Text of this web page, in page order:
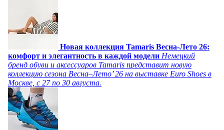
Новая коллекция Tamaris Весна-Лето 26:
комфорт и элегантность в каждой модели Немецкий
бренд обуви и аксессуаров Tamaris представит новую
коллекцию сезона Весна–Лето’ 26 на выставке Euro Shoes в
Москве, с 27 по 30 августа.